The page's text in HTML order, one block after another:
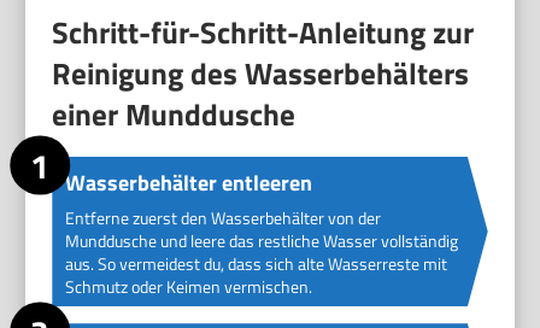
Schritt-für-Schritt-Anleitung zur
Reinigung des Wasserbehälters
einer Munddusche
Wasserbehälter entleeren
Entferne zuerst den Wasserbehälter von der
Munddusche und leere das restliche Wasser vollständig
aus. So vermeidest du, dass sich alte Wasserreste mit
Schmutz oder Keimen vermischen.